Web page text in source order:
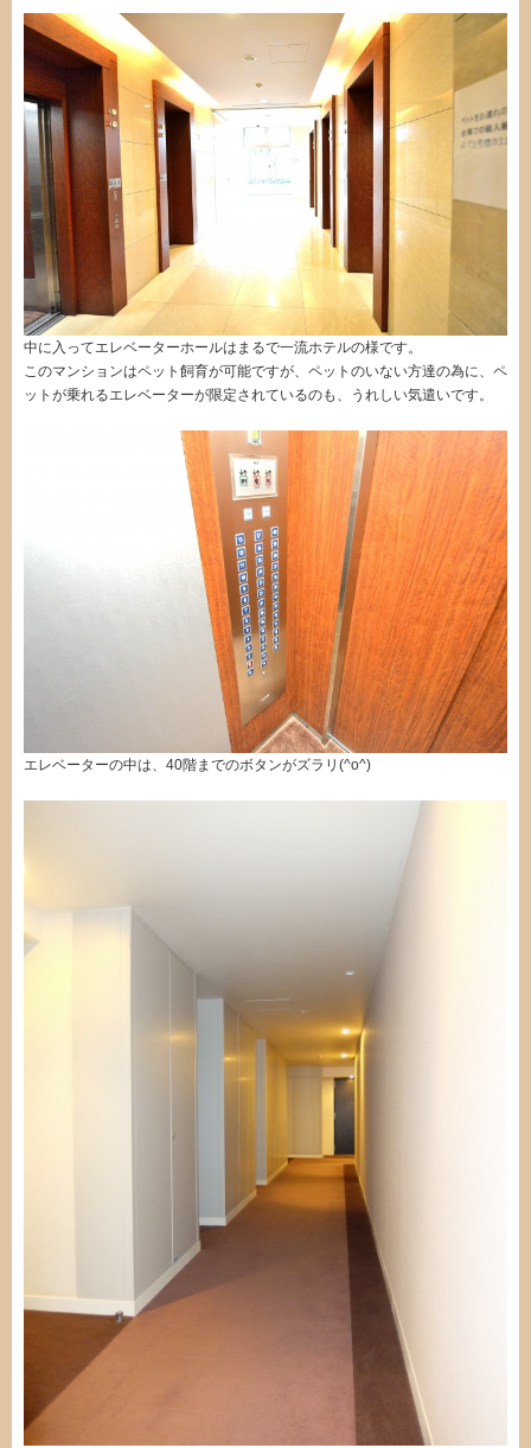
中に入ってエレベーターホールはまるで一流ホテルの様です。
このマンションはペット飼育が可能ですが、ペットのいない方達の為に、ペ
ットが乗れるエレベーターが限定されているのも、うれしい気遣いです。
エレベーターの中は、40階までのボタンがズラリ(^o^)